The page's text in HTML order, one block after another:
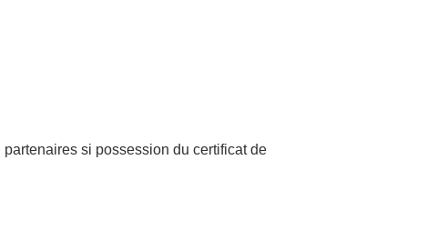
si possession du certificat de